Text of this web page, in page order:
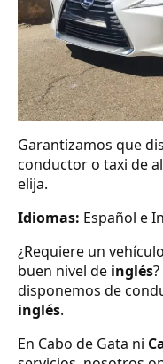
Garantizamos que
conductor o taxi de
elija.
Idiomas: Español e
¿Requiere un
buen nivel de inglés
disponemos de
inglés.
En Cabo de Gata ni